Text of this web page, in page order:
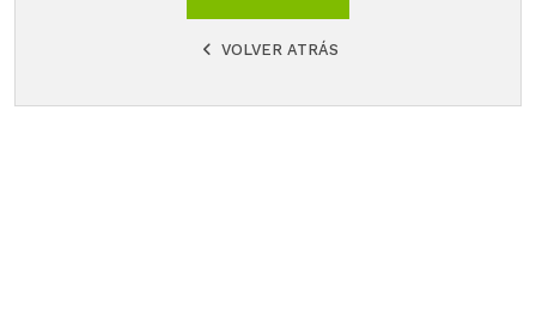
VOLVER ATRÁS